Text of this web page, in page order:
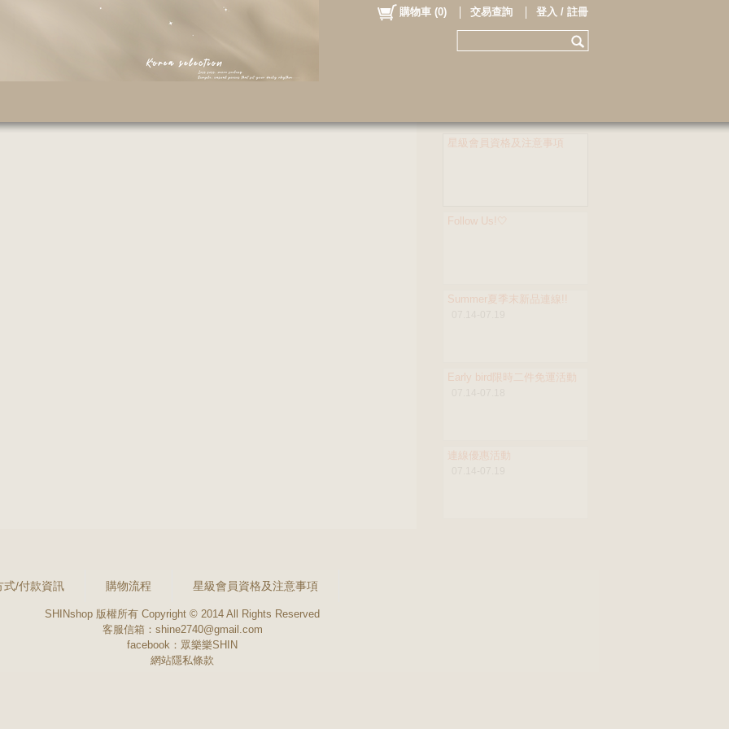
購物車 (0) 交易查詢 登入 / 註冊
星級會員資格及注意事項
Follow Us!🤍
Summer夏季末新品連線!!
Early bird限時二件免運活動
連線優惠活動
式/付款資訊 購物流程 星級會員資格及注意事項
SHINshop 版權所有 Copyright © 2014 All Rights Reserved
客服信箱：shine2740@gmail.com
facebook： 眾樂樂SHIN
網站隱私條款